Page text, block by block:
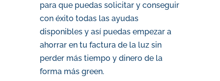
para que puedas solicitar y conseguir
con éxito todas las ayudas
disponibles y así puedas empezar a
ahorrar en tu factura de la luz sin
perder más tiempo y dinero de la
forma más green.